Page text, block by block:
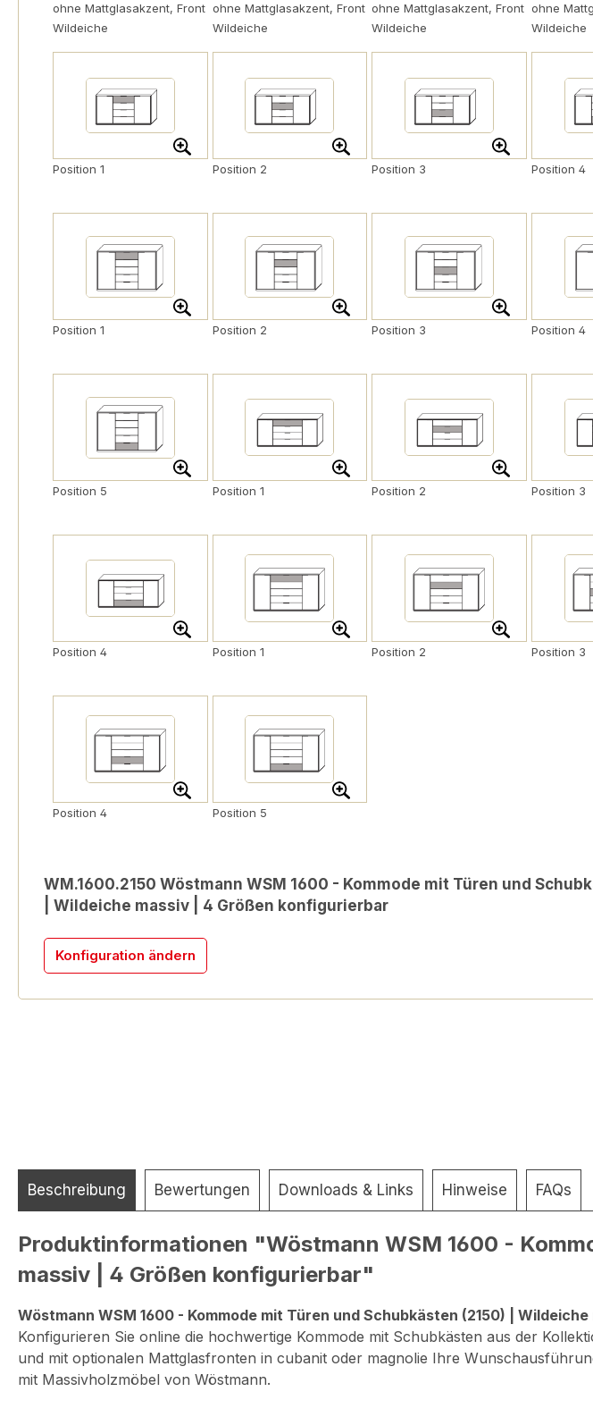
ohne Mattglasakzent, Front
Wildeiche
ohne Mattglasakzent, Front
Wildeiche
ohne Mattglasakzent, Front
Wildeiche
ohne
Wildeiche
Position 1 Position 2 Position 3 Position 4
Position 1 Position 2 Position 3 Position 4
Position 5 Position 1 Position 2 Position 3
Position 4 Position 1 Position 2 Position 3
Position 4 Position 5
WM.1600.2150 Wöstmann WSM 1600 - Kommode mit Türen und
| Wildeiche massiv | 4 Größen konfigurierbar
Konfiguration ändern
Beschreibung Bewertungen Downloads & Links Hinweise FAQs
Produktinformationen "Wöstmann WSM 1600 -
massiv | 4 Größen konfigurierbar"
Wöstmann WSM 1600 - Kommode mit Türen und Schubkästen (2150) |
Konfigurieren Sie online die hochwertige Kommode mit Schubkästen aus der
und mit optionalen Mattglasfronten in cubanit oder magnolie Ihre
mit Massivholzmöbel von Wöstmann.